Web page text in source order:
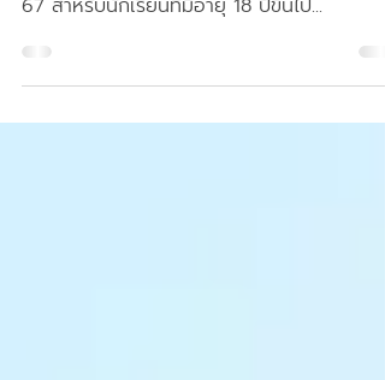
Highlights: เรียนภาษาแคนาดา 1 เดือนที่
Simon Fraser University 6 - 30 สิงหาคม